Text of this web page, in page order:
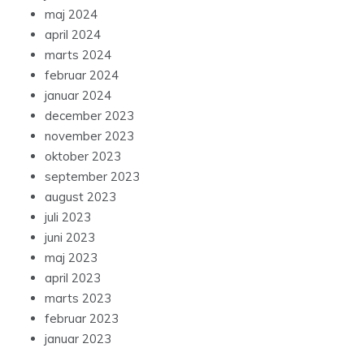
maj 2024
april 2024
marts 2024
februar 2024
januar 2024
december 2023
november 2023
oktober 2023
september 2023
august 2023
juli 2023
juni 2023
maj 2023
april 2023
marts 2023
februar 2023
januar 2023